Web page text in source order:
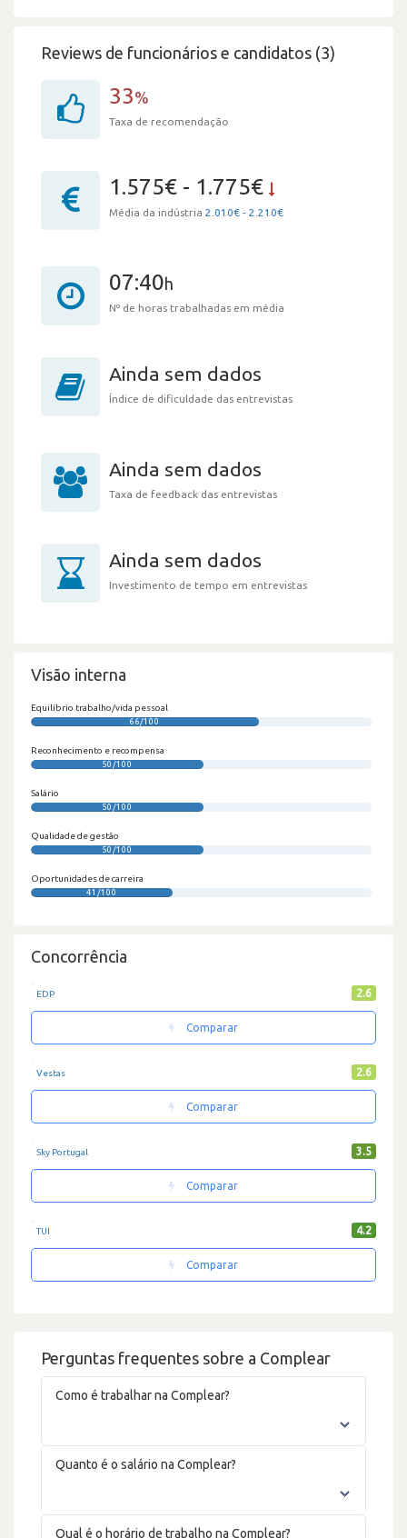
Reviews de funcionários e candidatos (3)
33%
Taxa de recomendação
1.575€ - 1.775€
Média da indústria 2.010€ - 2.210€
07:40h
Nº de horas trabalhadas em média
Ainda sem dados
Índice de dificuldade das entrevistas
Ainda sem dados
Taxa de feedback das entrevistas
Ainda sem dados
Investimento de tempo em entrevistas
Perguntas frequentes sobre a Complear
Como é trabalhar na Complear?
Quanto é o salário na Complear?
Qual é o horário de trabalho na Complear?
Visão interna
Equilíbrio trabalho/vida pessoal
66/100
Reconhecimento e recompensa
50/100
Salário
50/100
Qualidade de gestão
50/100
Oportunidades de carreira
41/100
Concorrência
EDP 2.6
Comparar
Vestas 2.6
Comparar
Sky Portugal 3.5
Comparar
TUI 4.2
Comparar